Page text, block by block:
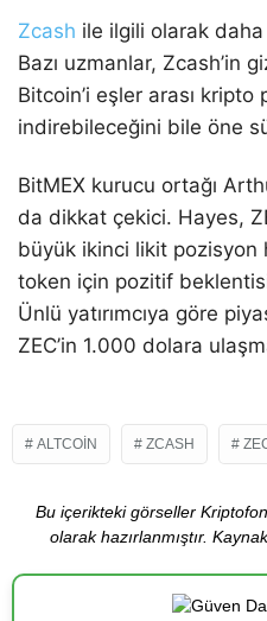
Zcash ile ilgili olarak
Bazı uzmanlar, Zcash’in
Bitcoin’i eşler arası
indirebileceğini bile öne
BitMEX kurucu ortağı
da dikkat çekici. Hayes,
büyük ikinci likit
token için pozitif
Ünlü yatırımcıya göre
ZEC’in 1.000 dolara
ALTCOIN ZCASH
Bu içerikteki görseller
olarak hazırlanmıştır.